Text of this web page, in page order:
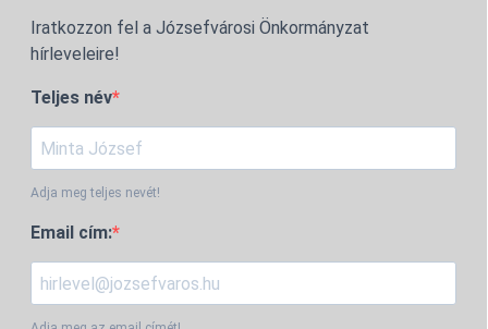
Iratkozzon fel a Józsefvárosi Önkormányzat
hírleveleire!
Teljes név
Adja meg teljes nevét!
Email cím: